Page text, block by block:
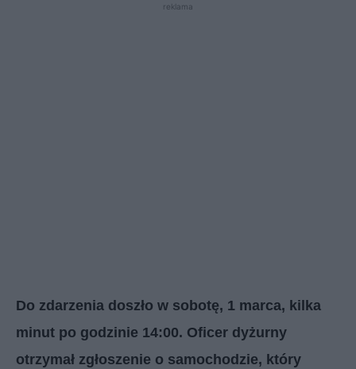
reklama
Do zdarzenia doszło w sobotę, 1 marca, kilka
minut po godzinie 14:00. Oficer dyżurny
otrzymał zgłoszenie o samochodzie, który